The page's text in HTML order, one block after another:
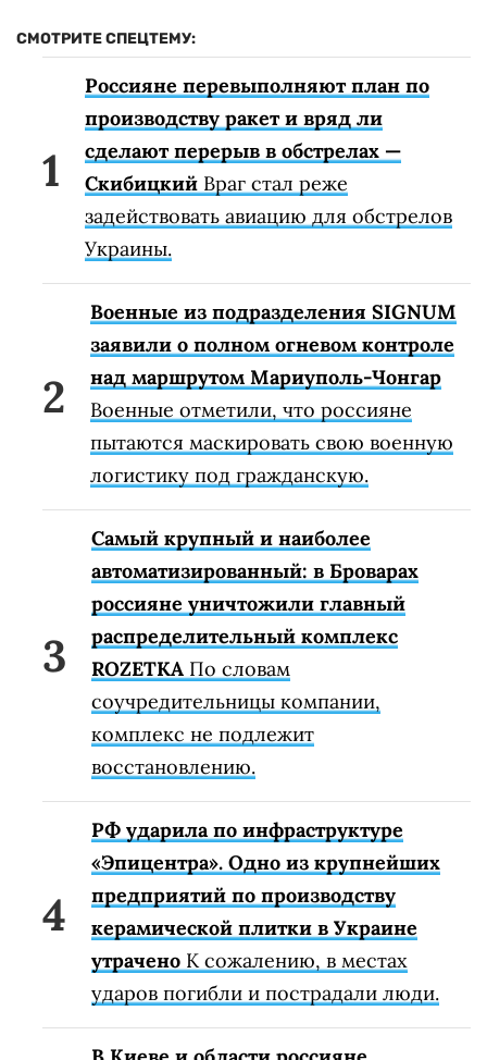
СМОТРИТЕ СПЕЦТЕМУ:
Россияне перевыполняют план по
производству ракет и вряд ли
сделают перерыв в обстрелах —
Скибицкий Враг стал реже
задействовать авиацию для обстрелов
Украины.
Военные из подразделения SIGNUM
заявили о полном огневом контроле
над маршрутом Мариуполь-Чонгар
Военные отметили, что россияне
пытаются маскировать свою военную
логистику под гражданскую.
Самый крупный и наиболее
автоматизированный: в Броварах
россияне уничтожили главный
распределительный комплекс
ROZETKA По словам
соучредительницы компании,
комплекс не подлежит
восстановлению.
РФ ударила по инфраструктуре
«Эпицентра». Одно из крупнейших
предприятий по производству
керамической плитки в Украине
утрачено К сожалению, в местах
ударов погибли и пострадали люди.